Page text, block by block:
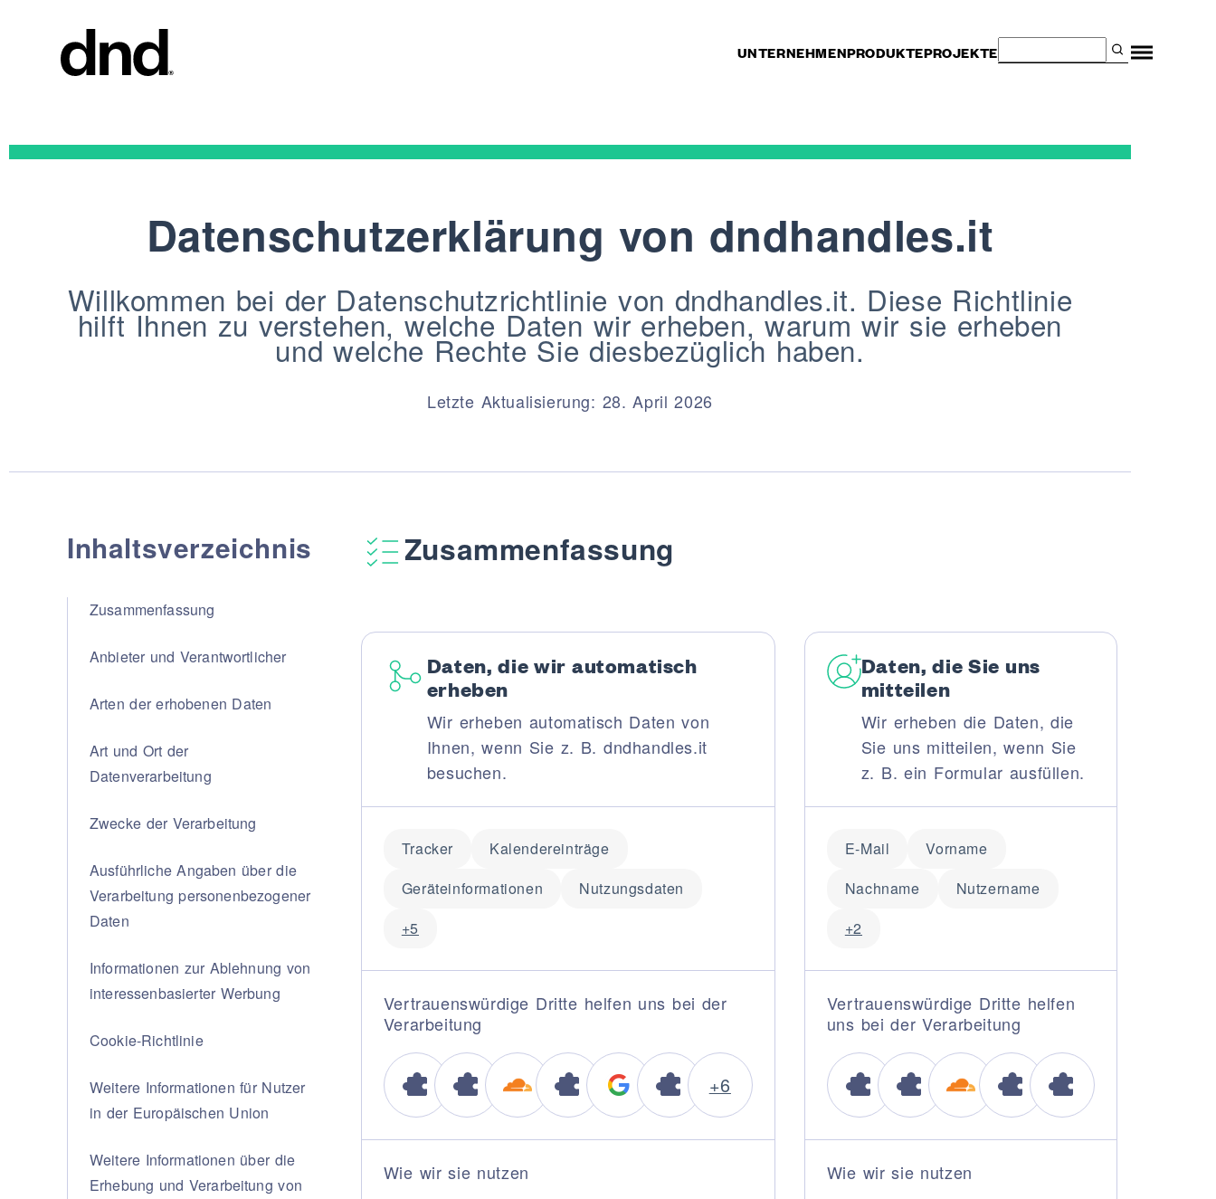
UNTERNEHMENPRODUKTEPROJEKTE
Neuer Dnd 26–27 Katalog
ALLE PRODUKTE
Stossgriffe für Türen und
Tore
Türknäufe
Möbelknöpfe und Zubehör
Türgriffe für Schiebetüren
Griffe für Hebeschiebetüren
AUSFÜHRUNGEN
PVD forte-Oberflächen
SYSTEME
Dynamic
Total Look
UNTERNEHMEN
Design
Der Dnd-Showroom
Zertifizierungen
Sind Sie ein Architekt?
Fachhändler
Hersteller
Fit‑Out‑Services für den
Hospitality‑Bereich
Ein Muster anfordern
Datenschutzerklärung von dndhandles.it
Willkommen bei der Datenschutzrichtlinie von dndhandles.it. Diese Richtlinie
hilft Ihnen zu verstehen, welche Daten wir erheben, warum wir sie erheben
und welche Rechte Sie diesbezüglich haben.
Letzte Aktualisierung: 28. April 2026
Inhaltsverzeichnis
Zusammenfassung
Anbieter und Verantwortlicher
Arten der erhobenen Daten
Art und Ort der
Datenverarbeitung
Zwecke der Verarbeitung
Ausführliche Angaben über die
Verarbeitung personenbezogener
Daten
Informationen zur Ablehnung von
interessenbasierter Werbung
Cookie-Richtlinie
Weitere Informationen für Nutzer
in der Europäischen Union
Weitere Informationen über die
Erhebung und Verarbeitung von
Zusammenfassung
Daten, die wir automatisch
erheben
Wir erheben automatisch Daten von
Ihnen, wenn Sie z. B. dndhandles.it
besuchen.
Tracker
Kalendereinträge
Geräteinformationen
Nutzungsdaten
+5
Vertrauenswürdige Dritte helfen uns bei der
Verarbeitung
+6
Wie wir sie nutzen
Daten, die Sie uns
mitteilen
Wir erheben die Daten, die
Sie uns mitteilen, wenn Sie
z. B. ein Formular ausfüllen.
E-Mail
Vorname
Nachname
Nutzername
+2
Vertrauenswürdige Dritte helfen
uns bei der Verarbeitung
Wie wir sie nutzen